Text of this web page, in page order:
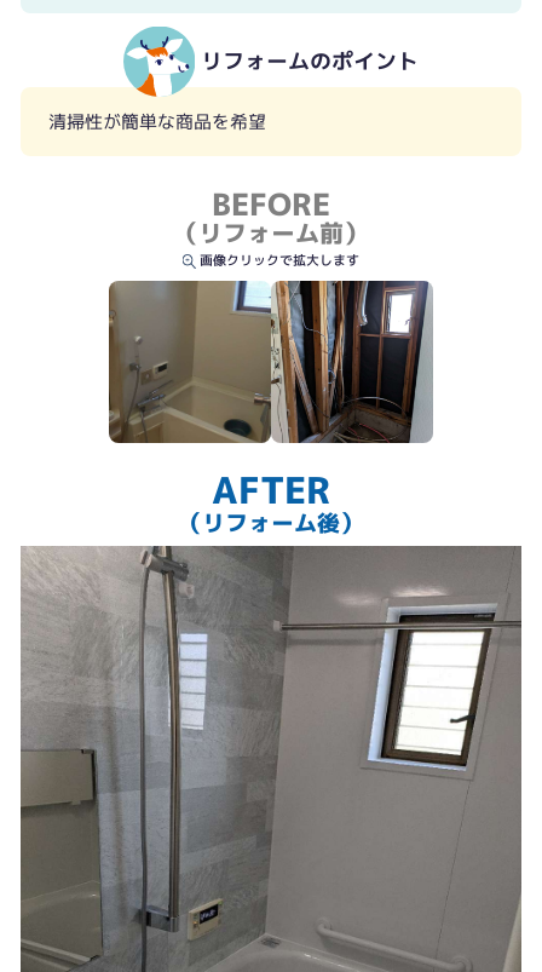
リフォームのポイント
清掃性が簡単な商品を希望
BEFORE
（リフォーム前）
画像クリックで拡大します
AFTER
（リフォーム後）